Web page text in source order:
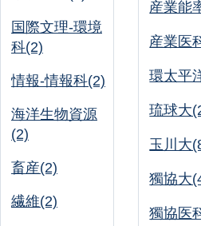
国際文理-環境
科(2)
情報-情報科(2)
海洋生物資源
(2)
畜産(2)
繊維(2)
産業能
産業医
環太平
琉球大
玉川大
獨協大
獨協医